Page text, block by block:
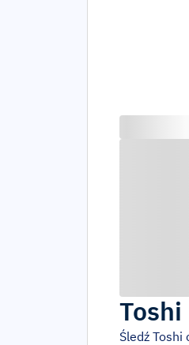
Toshi
Śledź Toshi